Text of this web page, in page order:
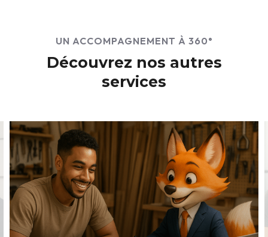
UN ACCOMPAGNEMENT À 360°
Découvrez nos autres
services